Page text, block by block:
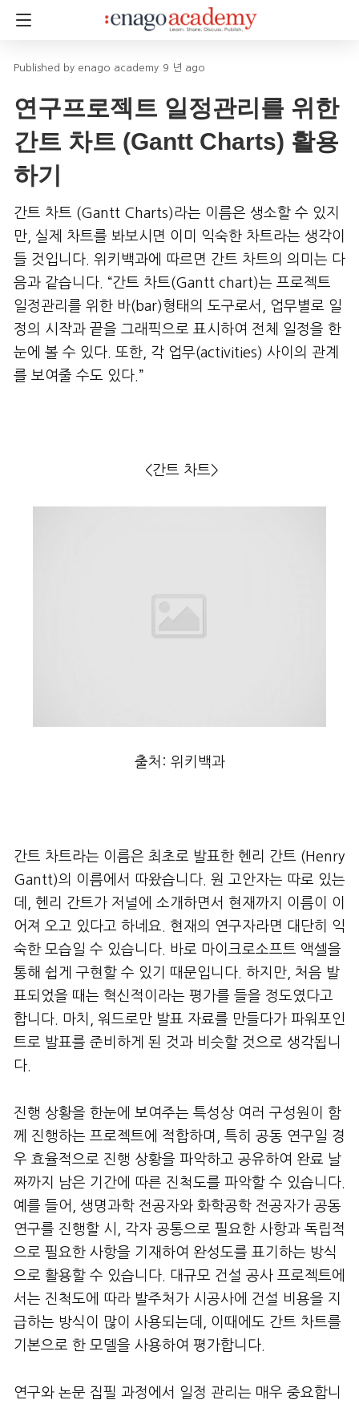
enago academy 9 년 ago
연구프로젝트 일정관리를 위한
간트 차트 (Gantt Charts) 활용
하기
간트 차트 (Gantt Charts)라는 이름은 생소할 수 있지
만, 실제 차트를 봐보시면 이미 익숙한 차트라는 생각이
들 것입니다. 위키백과에 따르면 간트 차트의 의미는 다
음과 같습니다. “간트 차트(Gantt chart)는 프로젝트
일정관리를 위한 바(bar)형태의 도구로서, 업무별로 일
정의 시작과 끝을 그래픽으로 표시하여 전체 일정을 한
눈에 볼 수 있다. 또한, 각 업무(activities) 사이의 관계
를 보여줄 수도 있다.”
<간트 차트>
출처: 위키백과
간트 차트라는 이름은 최초로 발표한 헨리 간트 (Henry
Gantt)의 이름에서 따왔습니다. 원 고안자는 따로 있는
데, 헨리 간트가 저널에 소개하면서 현재까지 이름이 이
어져 오고 있다고 하네요. 현재의 연구자라면 대단히 익
숙한 모습일 수 있습니다. 바로 마이크로소프트 액셀을
통해 쉽게 구현할 수 있기 때문입니다. 하지만, 처음 발
표되었을 때는 혁신적이라는 평가를 들을 정도였다고
합니다. 마치, 워드로만 발표 자료를 만들다가 파워포인
트로 발표를 준비하게 된 것과 비슷할 것으로 생각됩니
다.
진행 상황을 한눈에 보여주는 특성상 여러 구성원이 함
께 진행하는 프로젝트에 적합하며, 특히 공동 연구일 경
우 효율적으로 진행 상황을 파악하고 공유하여 완료 날
짜까지 남은 기간에 따른 진척도를 파악할 수 있습니다.
예를 들어, 생명과학 전공자와 화학공학 전공자가 공동
연구를 진행할 시, 각자 공통으로 필요한 사항과 독립적
으로 필요한 사항을 기재하여 완성도를 표기하는 방식
으로 활용할 수 있습니다. 대규모 건설 공사 프로젝트에
서는 진척도에 따라 발주처가 시공사에 건설 비용을 지
급하는 방식이 많이 사용되는데, 이때에도 간트 차트를
기본으로 한 모델을 사용하여 평가합니다.
연구와 논문 집필 과정에서 일정 관리는 매우 중요합니